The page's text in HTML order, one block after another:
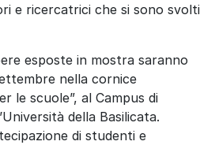
e ricercatrici che si sono svolti
esposte in mostra saranno
nella cornice
le scuole”, al Campus di
della Basilicata.
di studenti e